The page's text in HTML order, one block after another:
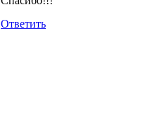
Ответить